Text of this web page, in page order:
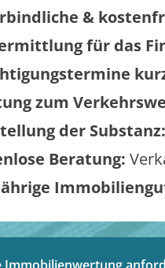
&
für das
zum
der Substanz:
Beratung: